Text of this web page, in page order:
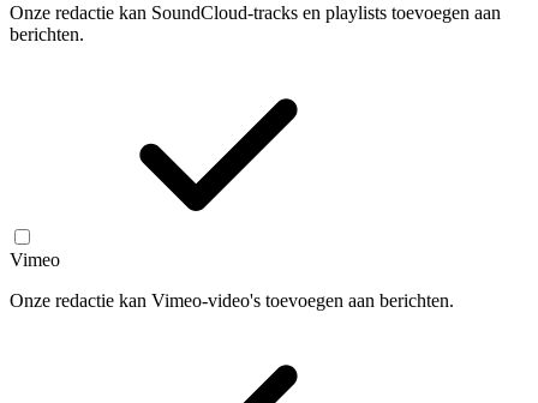
Onze redactie kan SoundCloud-tracks en playlists toevoegen aan
berichten.
Vimeo
Onze redactie kan Vimeo-video's toevoegen aan berichten.